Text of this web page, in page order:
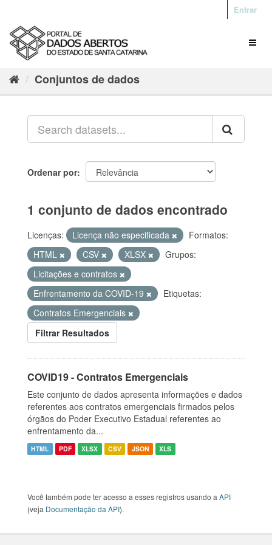
Entrar
Conjuntos de dados
Ordenar por
1 conjunto de dados encontrado
Licenças: Licença não especificada
Formatos:
HTML
CSV XLSX
Grupos:
Licitações e contratos
Enfrentamento da COVID-19
Etiquetas:
Contratos Emergenciais
Filtrar Resultados
COVID19 - Contratos Emergenciais
Este conjunto de dados apresenta informações e dados
referentes aos contratos emergenciais firmados pelos
órgãos do Poder Executivo Estadual referentes ao
enfrentamento da...
HTML PDF XLSX CSV JSON XLS
Você também pode ter acesso a esses registros usando a API
(veja Documentação da API).